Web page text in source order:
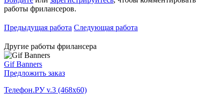
работы фрилансеров.
Предыдущая работа Следующая работа
Другие работы фрилансера
Gif Banners
Предложить заказ
Телефон.РУ v.3 (468x60)